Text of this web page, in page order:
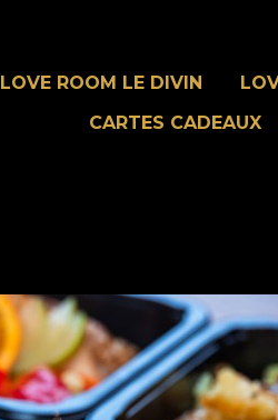
LOVE ROOM LE DIVIN
CARTES CADEAUX